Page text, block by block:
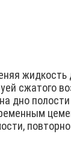
жидкость
сжатого
дно